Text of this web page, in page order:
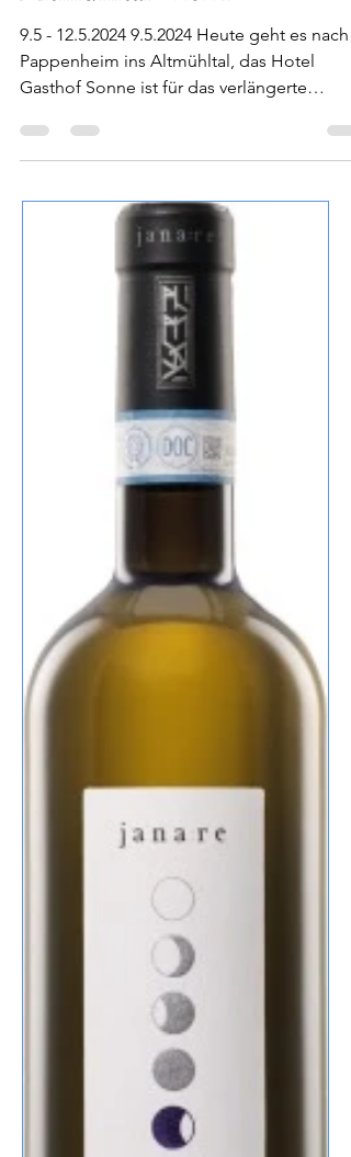
Altmühltal - 2024
9.5 - 12.5.2024 9.5.2024 Heute geht es nach
Pappenheim ins Altmühltal, das Hotel
Gasthof Sonne ist für das verlängerte